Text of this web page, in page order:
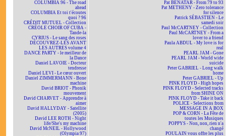
COLUMBIA 96 - The road
ahead
COLUMBIA Et toi t'écoutes
quoi ? 96
CRÉDIT MUTUEL - Collection
CRÉOLE CHOIR OF CUBA -
Tande-la
CYRIUS - Le sang des roses
DÉCOUVREZ-LES AVANT
LES AUTRES volume 4
DANCE PARTY - le meilleur de
la Dance
Daniel LAVOIE - Docteur
tendresse
Daniel LEVI - Le cœur ouvert
Daniel ZIMMERMANN - Bone
machine
David BRIOT - Phonik
mouvement
David CHARVET - Apprendre à
aimer
David HALLYDAY - Satellite
(2005)
David LEE ROTH - Night
life/She's my machine
David McNEIL - Hollywood
(Olympia 97)
Pat BENATAR - From 79 to 93
Pat METHENY - Zero tolerance
for silence
Patrick SÉBASTIEN - Le
samedi soir
Paul McCARTNEY - Collection
Paul McCARTNEY - From a
lover to a friend
Paula ABDUL - My love is for
real
PEARL JAM - Gone
PEARL JAM - World wide
suicide
Peter GABRIEL - Long walk
home
Peter GABRIEL - Up
PINK FLOYD - High hopes
PINK FLOYD - Selected tracks
from SHINE ON
PINK FLOYD - Take it back
POLICE - Selections from
MESSAGE IN A BOX
POP & CORN - La Fête de
toutes les Musiques
POPPYS - Non, non, rien n'a
changé
POULAIN vous offre les plus